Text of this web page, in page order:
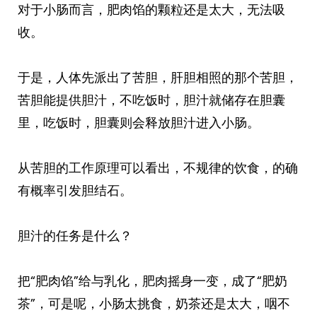
对于小肠而言，肥肉馅的颗粒还是太大，无法吸
收。
于是，人体先派出了苦胆，肝胆相照的那个苦胆，
苦胆能提供胆汁，不吃饭时，胆汁就储存在胆囊
里，吃饭时，胆囊则会释放胆汁进入小肠。
从苦胆的工作原理可以看出，不规律的饮食，的确
有概率引发胆结石。
胆汁的任务是什么？
把“肥肉馅”给与乳化，肥肉摇身一变，成了“肥奶
茶”，可是呢，小肠太挑食，奶茶还是太大，咽不